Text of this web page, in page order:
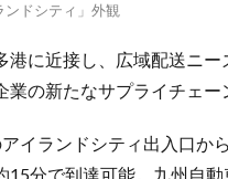
ンドシティ」外観
港に近接し、広域配送ニ
業の新たなサプライチェ
イランドシティ出入口か
15分で到達可能。九州自